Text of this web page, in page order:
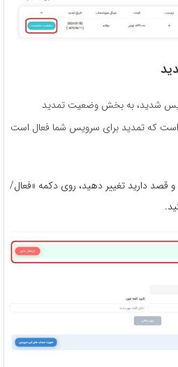
شدید، به بخش وضعیت تمدید
که تمدید برای سرویس شما فعال است
قصد دارید تغییر دهید، روی دکمه «فعال/